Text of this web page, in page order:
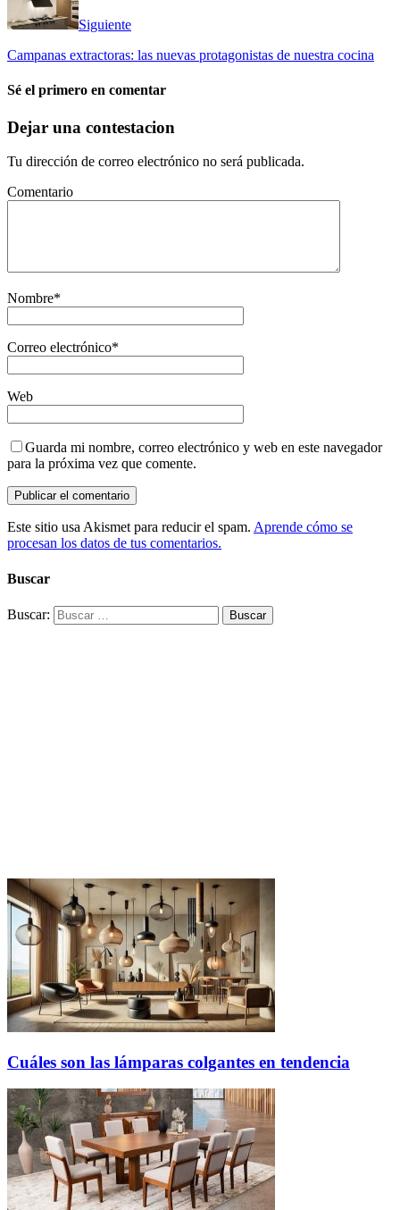
Siguiente
Campanas extractoras: las nuevas protagonistas de nuestra cocina
Sé el primero en comentar
Dejar una contestacion
Tu dirección de correo electrónico no será publicada.
Comentario
Nombre*
Correo electrónico*
Web
Guarda mi nombre, correo electrónico y web en este navegador
para la próxima vez que comente.
Este sitio usa Akismet para reducir el spam. Aprende cómo se
procesan los datos de tus comentarios.
Buscar
Buscar:
Cuáles son las lámparas colgantes en tendencia